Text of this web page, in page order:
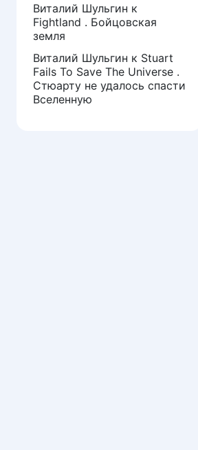
Виталий Шульгин к
Fightland . Бойцовская
земля
Виталий Шульгин к Stuart
Fails To Save The Universe .
Стюарту не удалось спасти
Вселенную